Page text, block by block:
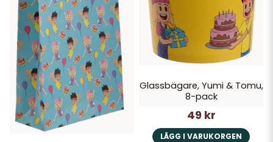
Glassbägare, Yumi & Tomu,
8-pack
49 kr
LÄGG I VARUKORGEN